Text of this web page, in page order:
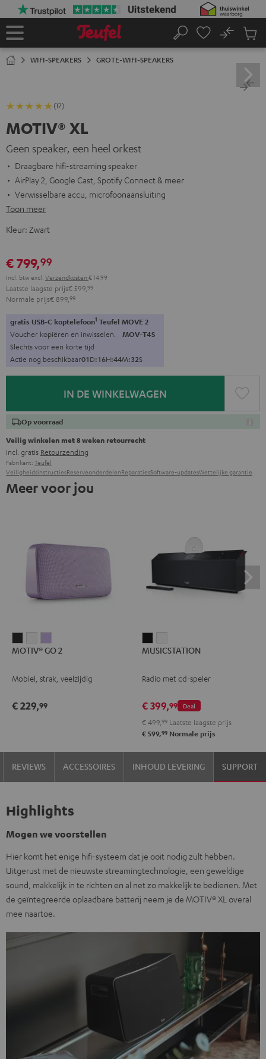
Home
Zoeken
No
WIFI-SPEAKERS GROTE-WIFI-SPEAKERS
(17)
MOTIV® XL
Geen speaker, een heel orkest
Draagbare hifi-streaming speaker
AirPlay 2, Google Cast, Spotify Connect & meer
Verwisselbare accu, microfoonaansluiting
Toon meer
Kleur: Zwart
€ 799,99
Incl. btwexcl. Verzendkosten € 14,99
Laatste laagste prijs€ 599, 99
Normale prijs€ 899, 99
gratis USB-C koptelefoon1 Teufel MOVE 2
Voucher kopiëren en inwisselen. MOV-T4S
Slechts voor een korte tijd
Actie nog beschikbaar01D:16H:44M:31S
IN DE WINKELWAGEN
Op voorraad
Veilig winkelen met 8 weken retourrecht
incl. gratis Retourzending
Fabrikant: Teufel
VeiligheidsinstructiesReserveonderdelenReparatiesSoftware-updatesWettelijke garantie
Meer voor jou
GO
Night
GO
Silver
GO
Soft
MOTIV® GO 2
Mobiel, strak, veelzijdig
€ 229,99
ZwartWit
MUSICSTATION
Radio met cd-speler
Deal
€ 399,99
€ 499, 99 Laatste laagste prijs
€ 599,99 Normale prijs
REVIEWS ACCESSOIRES INHOUD LEVERING SUPPORT
Highlights
Mogen we voorstellen
Hier komt het enige hifi-systeem dat je ooit nodig zult hebben.
Uitgerust met de nieuwste streamingtechnologie, een geweldige
sound, makkelijk in te richten en al net zo makkelijk te bedienen. Met
de geïntegreerde oplaadbare batterij neem je de MOTIV® XL overal
mee naartoe.